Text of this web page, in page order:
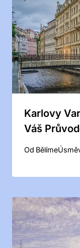
Karlovy
Váš
Od